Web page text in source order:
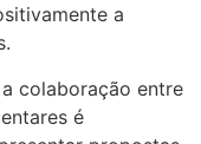
a
a colaboração entre
é